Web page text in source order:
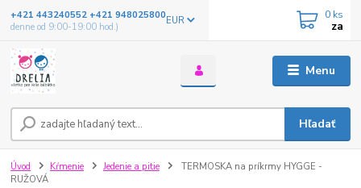
Menu
EUR
Hľadať
+421 443240552 +421 948025800
denne od 9:00-19:00 hod.)
0 ks
za
Úvod Kŕmenie Jedenie a pitie
TERMOSKA na príkrmy HYGGE -
RUŽOVÁ